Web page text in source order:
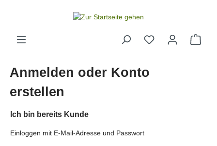
Anmelden oder Konto
erstellen
Ich bin bereits Kunde
Einloggen mit E-Mail-Adresse und Passwort